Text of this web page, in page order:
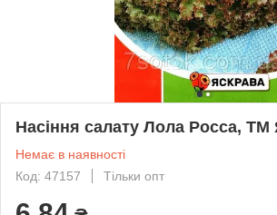
Насіння салату Лола Росса, ТМ
Немає в наявності
Код: 47157
Тільки опт